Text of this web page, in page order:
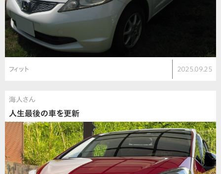
フィット 2025.09.25
海人さん
人生最後の車を更新